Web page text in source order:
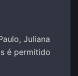
Juliana